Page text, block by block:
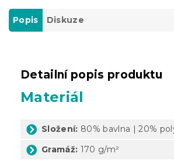
Popis Diskuze
Detailní popis produktu
Materiál
Složení: 80% bavlna | 20%
Gramáž: 170 g/m²